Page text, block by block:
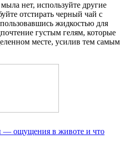
нет, используйте другие
отстирать черный чай с
жидкостью для
густым гелям, которые
месте, усилив тем самым
— ощущения в животе и что